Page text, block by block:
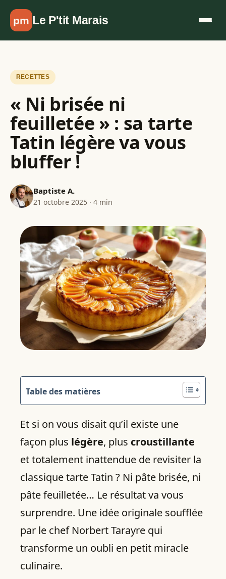
Aller au contenu
pm Le P'tit Marais
RECETTES
« Ni brisée ni
feuilletée » : sa tarte
Tatin légère va vous
bluffer !
Baptiste A.
21 octobre 2025 · 4 min
Table des matières
Et si on vous disait qu’il existe une
façon plus légère, plus croustillante
et totalement inattendue de revisiter la
classique tarte Tatin ? Ni pâte brisée, ni
pâte feuilletée… Le résultat va vous
surprendre. Une idée originale soufflée
par le chef Norbert Tarayre qui
transforme un oubli en petit miracle
culinaire.